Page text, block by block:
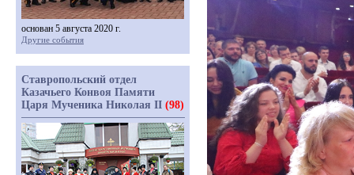
основан 5 августа 2020 г.
Другие события
Ставропольский отдел
Казачьего Конвоя Памяти
Царя Мученика Николая II (98)